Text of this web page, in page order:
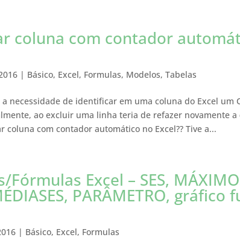
coluna com contador
| Básico, Excel, Formulas, Modelos, Tabelas
necessidade de identificar em uma coluna do Excel um
ao excluir uma linha teria de refazer novamente a
coluna com contador automático no Excel?? Tive a...
Excel – SES,
PARÂMETRO, gráfico
| Básico, Excel, Formulas